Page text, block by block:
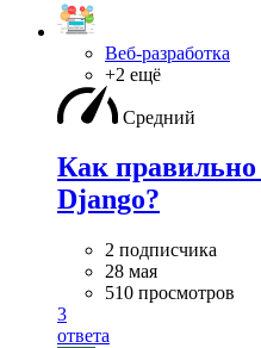
Веб-разработка
+2 ещё
Средний
Как правильно
Django?
2 подписчика
28 мая
510 просмотров
3
ответа